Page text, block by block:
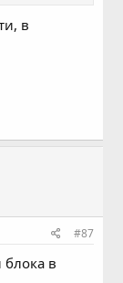
в
#87
блока в